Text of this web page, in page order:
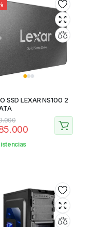
SSD LEXAR NS100 2